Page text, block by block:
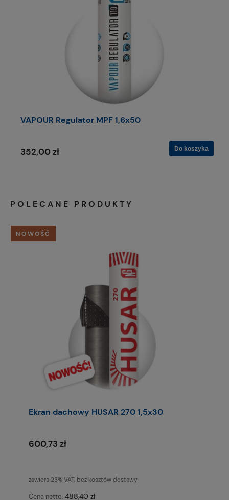
VAPOUR Regulator MPF 1,6x50
352,00 zł Do koszyka
POLECANE PRODUKTY
Ekran dachowy HUSAR 270 1,5x30
600,73 zł
zawiera 23% VAT, bez kosztów dostawy
Cena netto: 488,40 zł
NOWOŚĆ